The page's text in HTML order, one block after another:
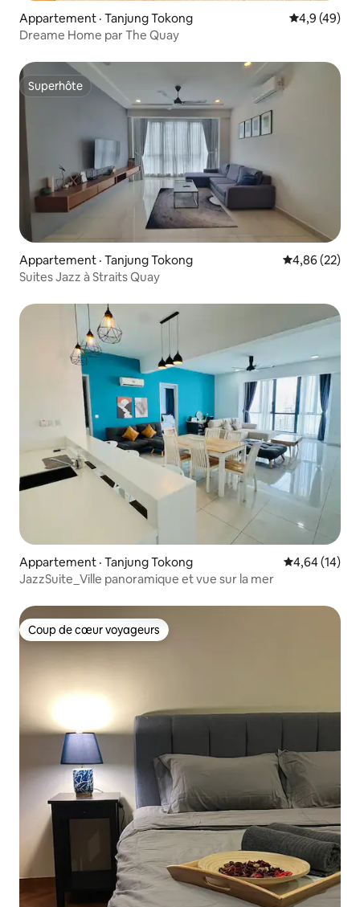
Appartement · Tanjung Tokong Note
4,9 (49)
Dreame Home par The Quay
Superhôte
Superhôte
Appartement · Tanjung Tokong Note
4,86 (22)
Suites Jazz à Straits Quay
Appartement · Tanjung Tokong Note
4,64 (14)
JazzSuite_Ville panoramique et vue sur la mer
Coup de cœur voyageurs
Coup de cœur voyageurs